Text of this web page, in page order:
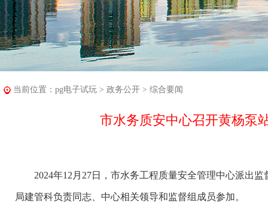
当前位置： pg电子试玩 > 政务公开 > 综合要闻
市水务质安中心召开黄杨泵
2024年12月27日，市水务工程质量安全管理中心派出监
局建管科负责同志、中心相关领导和监督组成员参加。